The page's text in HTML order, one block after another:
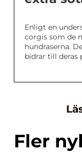
Enligt en
corgis som de
hundraserna.
bidrar till deras
Fler